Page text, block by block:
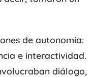
de autonomía:
e interactividad.
diálogo,